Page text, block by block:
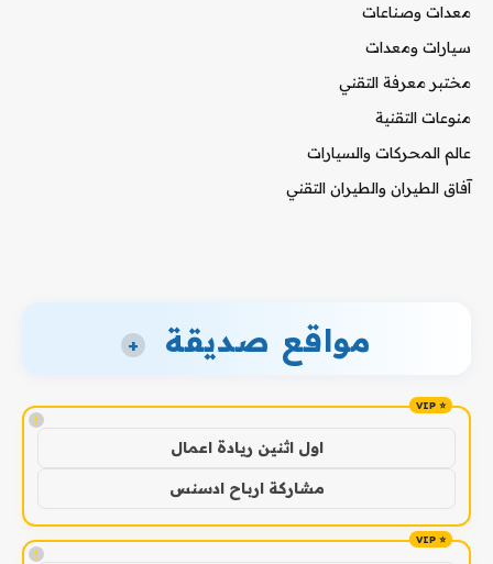
معدات وصناعات
سيارات ومعدات
مختبر معرفة التقني
منوعات التقنية
عالم المحركات والسيارات
آفاق الطيران والطيران التقني
مواقع صديقة +
!
اول اثنين ريادة اعمال
مشاركة ارباح ادسنس
!